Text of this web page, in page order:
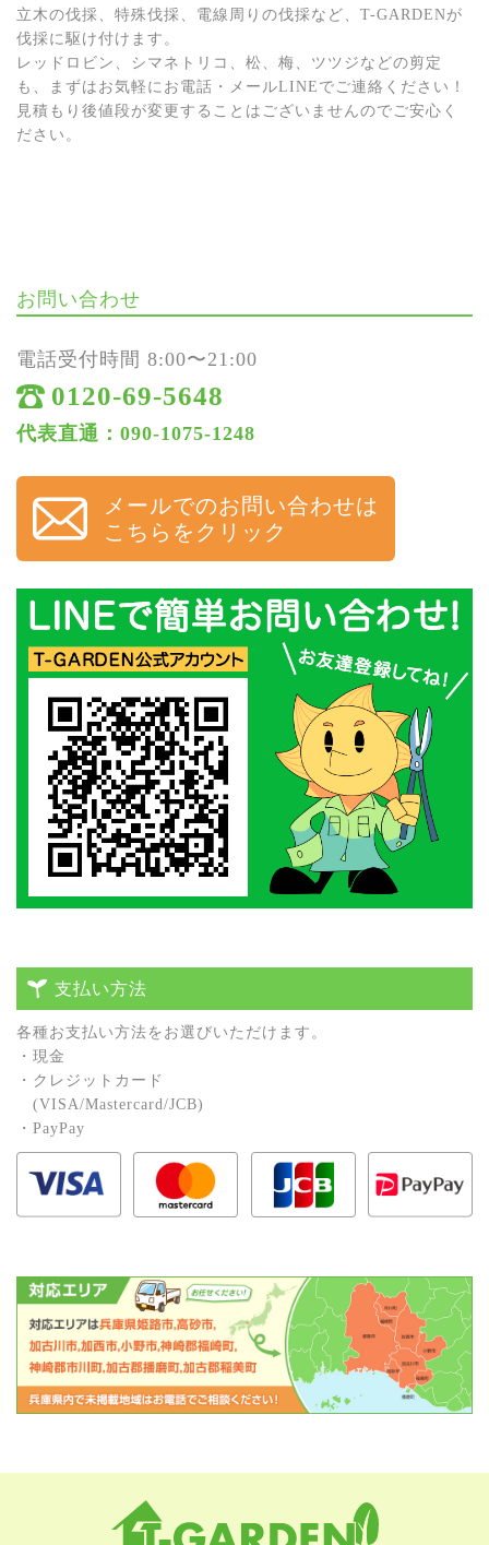
立木の伐採、特殊伐採、電線周りの伐採など、T-GARDENが
伐採に駆け付けます。
レッドロビン、シマネトリコ、松、梅、ツツジなどの剪定
も、まずはお気軽にお電話・メールLINEでご連絡ください！
見積もり後値段が変更することはございませんのでご安心く
ださい。
お問い合わせ
電話受付時間 8:00〜21:00
0120-69-5648
代表直通：090-1075-1248
メールでのお問い合わせは
こちらをクリック
支払い方法
各種お⽀払い⽅法をお選びいただけます。
・現⾦
・クレジットカード
(VISA/Mastercard/JCB)
・PayPay